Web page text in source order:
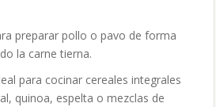
preparar pollo o pavo de forma
la carne tierna.
para cocinar cereales integrales
quinoa, espelta o mezclas de